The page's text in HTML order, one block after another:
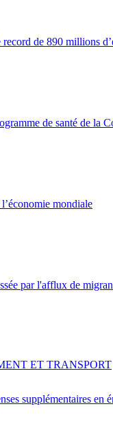
de 890 millions
de santé de la
mondiale
par l'afflux de
supplémentaires en
ET TRANSPORT